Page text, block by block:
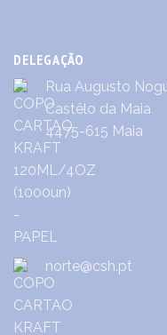
DELEGAÇÃO
Rua Augusto
Castêlo da Maia
4475-615 Maia
norte@csh.pt